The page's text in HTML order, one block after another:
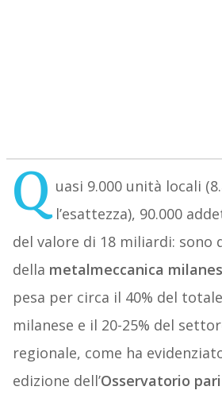
Q uasi 9.000 unità locali
l’esattezza), 90.000
del valore di 18 miliardi: sono
della metalmeccanica
pesa per circa il 40% del
milanese e il 20-25% del
regionale, come ha
edizione dell’Osservatorio